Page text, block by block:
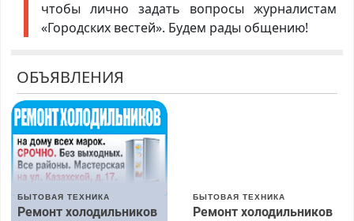
чтобы лично задать вопросы журналистам
«Городских вестей». Будем рады общению!
ОБЪЯВЛЕНИЯ
БЫТОВАЯ ТЕХНИКА
Ремонт холодильников
БЫТОВАЯ ТЕХНИКА
Ремонт холодильников